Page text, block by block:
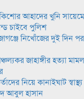
আহাদের খুনি
চাইবে পুলিশ
নিখোঁজের দুই দিন
জাহাঙ্গীর হত্যা
নিয়ে কানাইঘাট
আবুল হাসান